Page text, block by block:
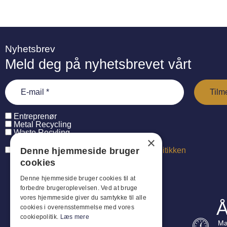
Nyhetsbrev
Meld deg på nyhetsbrevet vårt
Entreprenør
Metal Recycling
Waste Recyling
Jeg har læst og accepterer persondatapolitikken
×
Denne hjemmeside bruger
cookies
Denne hjemmeside bruger cookies til at
forbedre brugeroplevelsen. Ved at bruge
vores hjemmeside giver du samtykke til alle
cookies i overensstemmelse med vores
cookiepolitik. Læs mere